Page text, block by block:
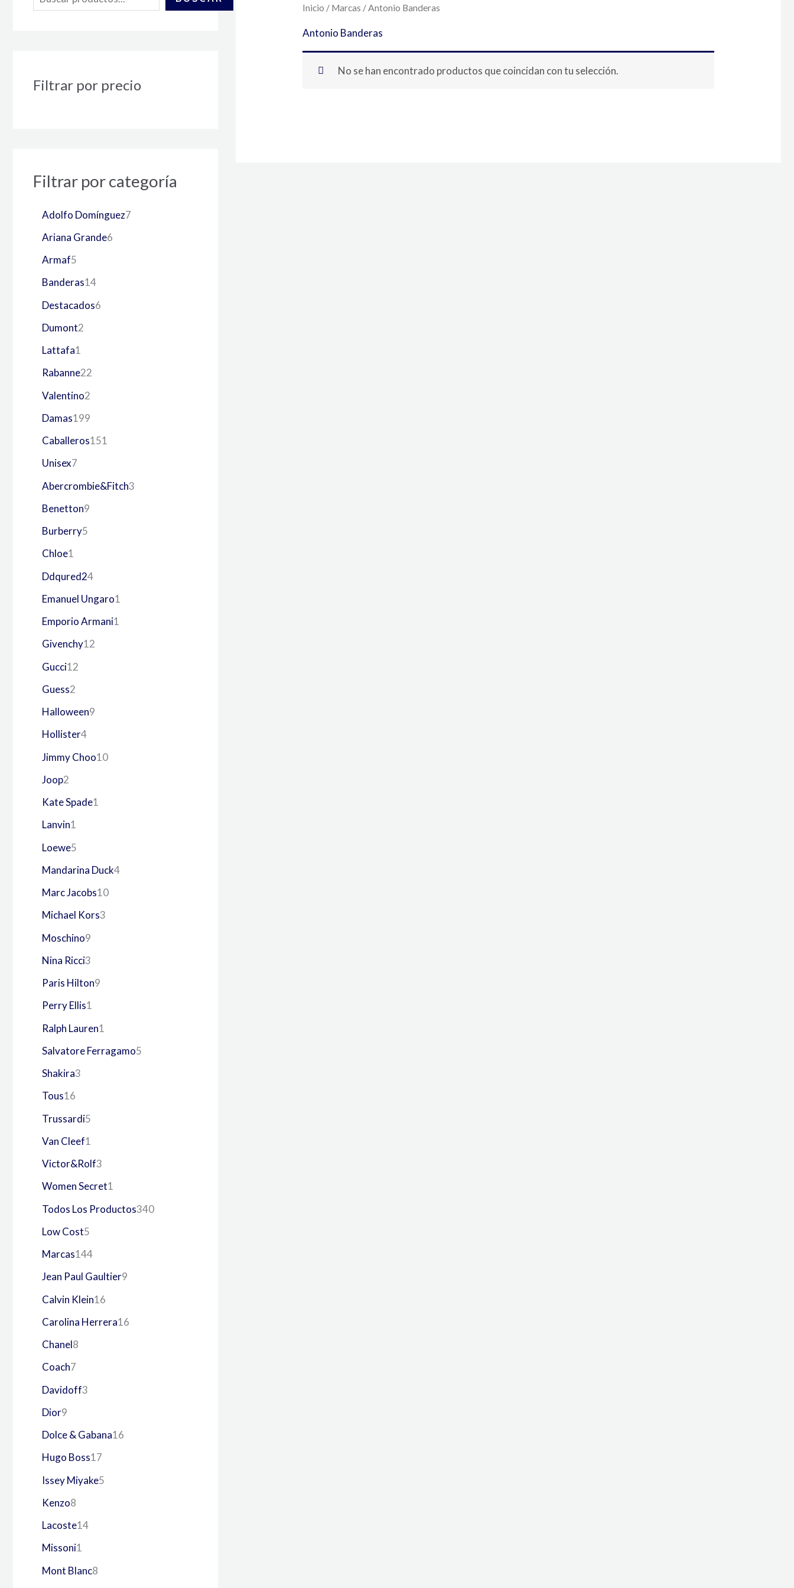
Filtrar por precio
Filtrar por categoría
Adolfo Domínguez7
Ariana Grande6
Armaf5
Banderas14
Destacados6
Dumont2
Lattafa1
Rabanne22
Valentino2
Damas199
Caballeros151
Unisex7
Abercrombie&Fitch3
Benetton9
Burberry5
Chloe1
Ddqured24
Emanuel Ungaro1
Emporio Armani1
Givenchy12
Gucci12
Guess2
Halloween9
Hollister4
Jimmy Choo10
Joop2
Kate Spade1
Lanvin1
Loewe5
Mandarina Duck4
Marc Jacobs10
Michael Kors3
Moschino9
Nina Ricci3
Paris Hilton9
Perry Ellis1
Ralph Lauren1
Salvatore Ferragamo5
Shakira3
Tous16
Trussardi5
Van Cleef1
Victor&Rolf3
Women Secret1
Todos Los Productos340
Low Cost5
Marcas144
Jean Paul Gaultier9
Calvin Klein16
Carolina Herrera16
Chanel8
Coach7
Davidoff3
Dior9
Dolce & Gabana16
Hugo Boss17
Issey Miyake5
Kenzo8
Lacoste14
Missoni1
Mont Blanc8
Inicio / Marcas / Antonio Banderas
Antonio Banderas
No se han encontrado productos que coincidan con tu selección.